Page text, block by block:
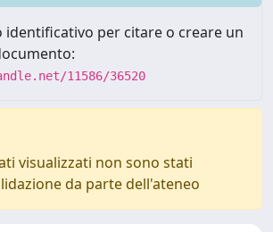
identificativo per citare o creare un
11586/36520
visualizzati non sono stati
da parte dell'ateneo